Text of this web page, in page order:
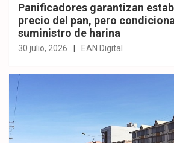
Panificadores garantizan
precio del pan, pero
suministro de harina
30 julio, 2026 EAN Digital